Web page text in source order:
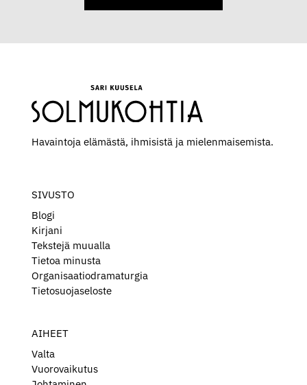
Havaintoja elämästä, ihmisistä ja mielen­maisemista.
SIVUSTO
Blogi
Kirjani
Tekstejä muualla
Tietoa minusta
Organisaatiodramaturgia
Tietosuojaseloste
AIHEET
Valta
Vuorovaikutus